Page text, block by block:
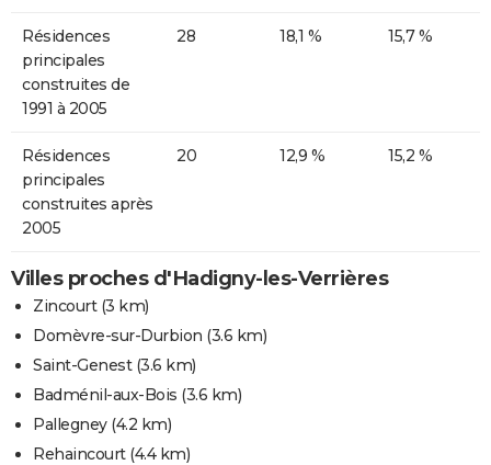
Résidences
principales
construites de
1991 à 2005
28 18,1 % 15,7 %
Résidences
principales
construites après
2005
20 12,9 % 15,2 %
Villes proches d'Hadigny-les-Verrières
Zincourt(3 km)
Domèvre-sur-Durbion (3.6 km)
Saint-Genest(3.6 km)
Badménil-aux-Bois (3.6 km)
Pallegney(4.2 km)
Rehaincourt(4.4 km)